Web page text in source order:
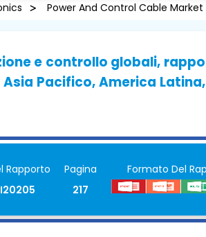
Power And Control Cable Market
e controllo globali,
Pacifico, America
Rapporto
Pagina
217
Formato Del